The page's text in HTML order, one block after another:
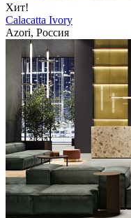
Хит!
Calacatta Ivory
Azori, Россия